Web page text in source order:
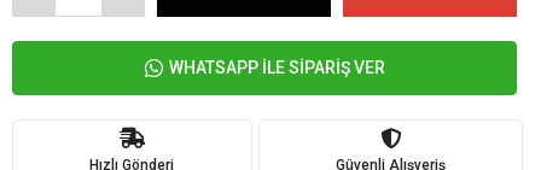
WHATSAPP İLE SİPARİŞ VER
Hızlı Gönderi Güvenli Alışveriş